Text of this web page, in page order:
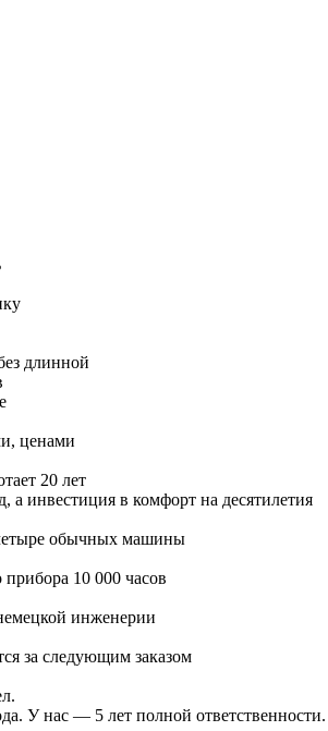
длинной
ценами
20 лет
а инвестиция в комфорт на десятилетия
обычных машины
10 000 часов
инженерии
за следующим заказом
У нас — 5 лет полной ответственности.